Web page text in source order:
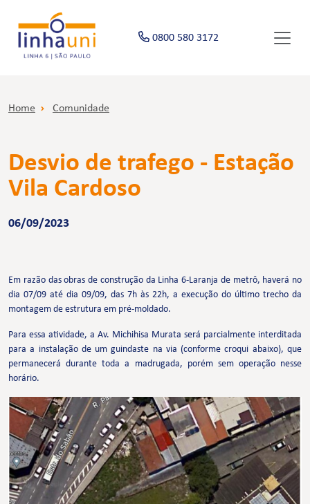
0800 580 3172
Home Comunidade
Desvio de trafego - Estação
Vila Cardoso
06/09/2023
Em razão das obras de construção da Linha 6-Laranja de metrô, haverá no
dia 07/09 até dia 09/09, das 7h às 22h, a execução do último trecho da
montagem de estrutura em pré-moldado.
Para essa atividade, a Av. Michihisa Murata será parcialmente interditada
para a instalação de um guindaste na via (conforme croqui abaixo), que
permanecerá durante toda a madrugada, porém sem operação nesse
horário.